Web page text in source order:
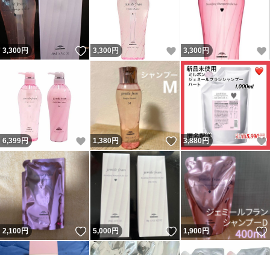
3,300円 いいね！
3,300 円 いいね！
3,300 円
6,399円 いいね！
1,380円 いいね！
3,880円
2,100円 いいね！
5,000円 いいね！
1,900円